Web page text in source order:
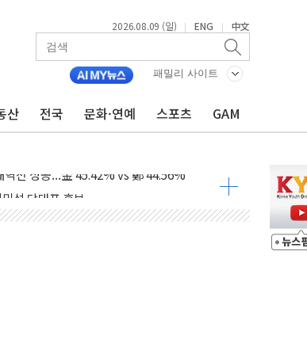
2026.08.09 (일) | ENG | 中文
패밀리 사이트
산 전국 문화·연예 스포츠 GAM
양식장 복구·지원 '총력'
'...경북도, 호우 피해·통제구간 없어
민석 당대표 후보
승리...47.75% vs 42.08%
민석 47.75% 정청래 42.08%
45.09% 정청래 43.27% 송영길 11.63%